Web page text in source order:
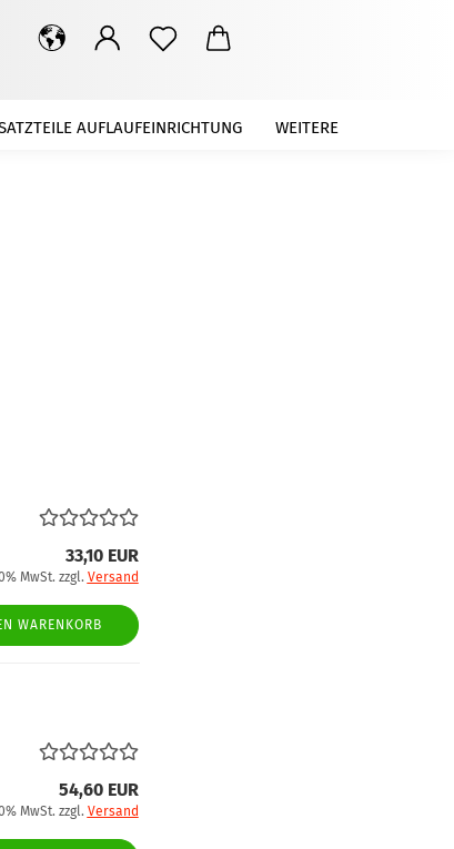
AUFLAUFEINRICHTUNG WEITERE
33,10 EUR
MwSt. zzgl. Versand
WARENKORB
54,60 EUR
MwSt. zzgl. Versand